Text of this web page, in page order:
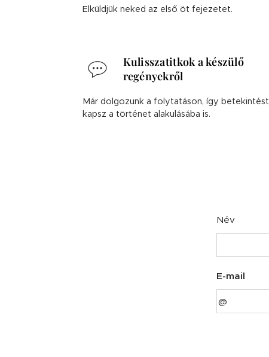
Elküldjük neked az első öt fejezetet.
Kulisszatitkok a készülő
regényekről
Már dolgozunk a folytatáson, így betekintést
kapsz a történet alakulásába is.
Név
E-mail